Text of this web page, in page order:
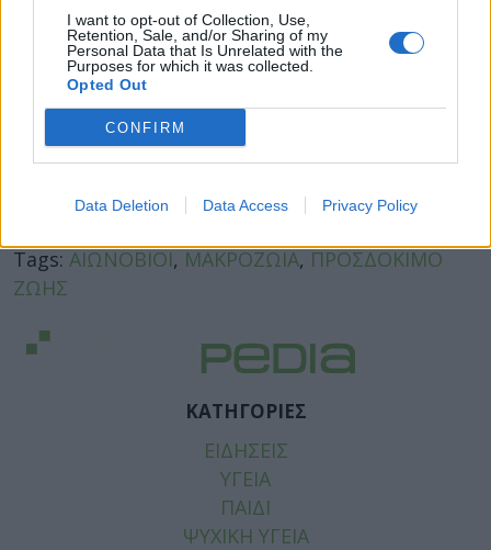
I want to opt-out of Collection, Use,
Retention, Sale, and/or Sharing of my
Personal Data that Is Unrelated with the
Purposes for which it was collected.
Opted Out
CONFIRM
Data Deletion Data Access Privacy Policy
Facebook
Twitter
Tags: ΑΙΩΝΟΒΙΟΙ, ΜΑΚΡΟΖΩΙΑ, ΠΡΟΣΔΟΚΙΜΟ
ΖΩΗΣ
ΚΑΤΗΓΟΡΙΕΣ
ΕΙΔΗΣΕΙΣ
ΥΓΕΙΑ
ΠΑΙΔΙ
ΨΥΧΙΚΗ ΥΓΕΙΑ